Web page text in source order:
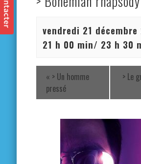
vendredi 21 décembre
21 h 00 min/ 23 h 30
« > Un homme
pressé
> Le